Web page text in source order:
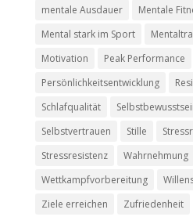
mentale Ausdauer
Mentale
Mental stark im Sport
Motivation
Peak Performance
Persönlichkeitsentwicklung
Schlafqualität
Selbstvertrauen
Stille
Stressresistenz
Wahrnehmung
Wettkampfvorbereitung
Ziele erreichen
Zufriedenheit